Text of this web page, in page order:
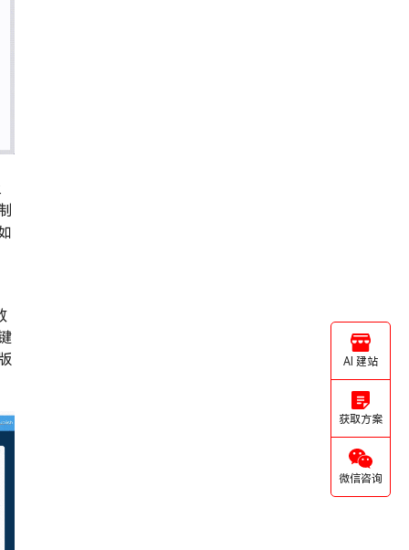
AI 建站
获取方案
微信咨询